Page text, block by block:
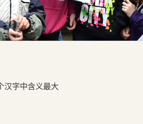
汉字中含义最大